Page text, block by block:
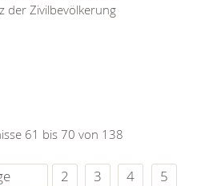
der Zivilbevölkerung
61 bis 70 von 138
2 3 4
5